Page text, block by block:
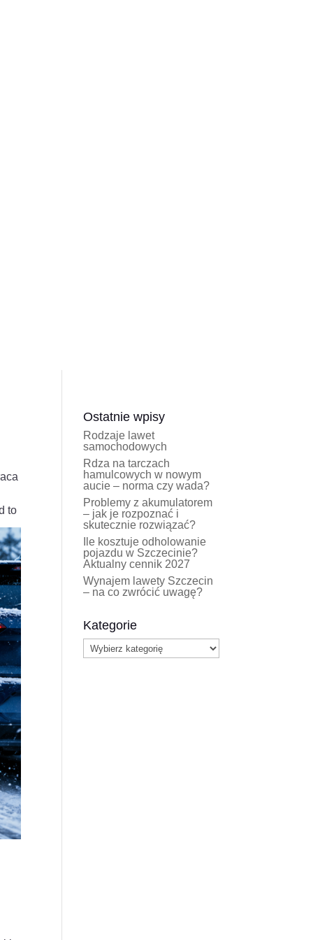
to
Ostatnie wpisy
Rodzaje lawet
samochodowych
Rdza na tarczach
hamulcowych w nowym
aucie – norma czy wada?
Problemy z akumulatorem
– jak je rozpoznać i
skutecznie rozwiązać?
Ile kosztuje odholowanie
pojazdu w Szczecinie?
Aktualny cennik 2027
Wynajem lawety Szczecin
– na co zwrócić uwagę?
Kategorie
Kategorie